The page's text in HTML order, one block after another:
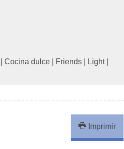
Cocina dulce Friends Light|
Imprimir